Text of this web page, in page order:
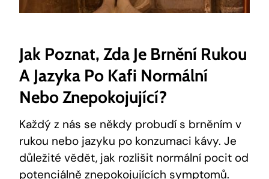
Jak Poznat, Zda Je Brnění Rukou
A Jazyka Po Kafi Normální
Nebo Znepokojující?
Každý z nás se někdy probudí s brněním v
rukou nebo jazyku po konzumaci kávy. Je
důležité vědět, jak rozlišit normální pocit od
potenciálně znepokojujících symptomů.